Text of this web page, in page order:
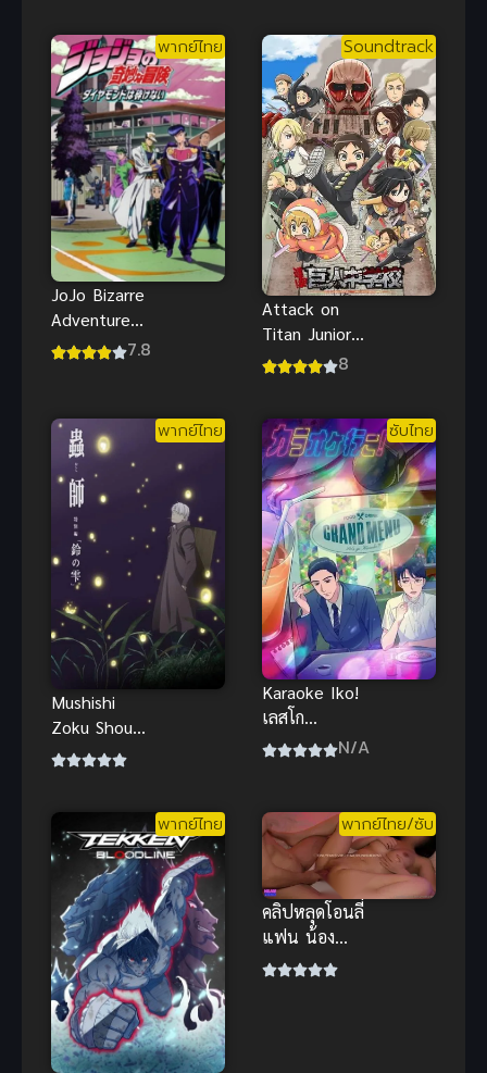
ภาค 2
ล่าสุด
พากย์ไทย
JoJo Bizarre
Adventure
Diamond Is7.8
Soundtrack
Attack on
Titan Junior
High ผ่า! 8
พากย์ไทย
Mushishi
Zoku Shou
Suzu no
Mushishi
Zoku Shou
Suzu no
Shizuku
Movie
ซับไทย
Karaoke Iko!
เลสโก
คาราโอเกะ!N/A
พากย์ไทย พากย์ไทย/ซับ
คลิปหลุดโอนลี่
แฟน น้อง
เหมียว คอส